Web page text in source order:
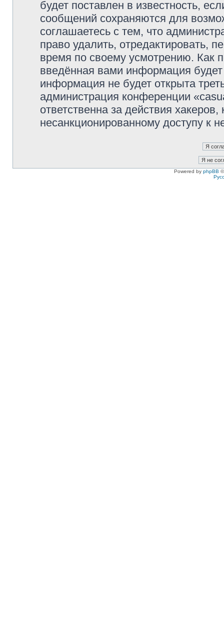
будет поставлен в известность,
сообщений сохраняются для
соглашаетесь с тем, что
право удалить, отредактировать,
время по своему усмотрению. Как
введённая вами информация
информация не будет открыта
администрация конференции
ответственна за действия
несанкционированному доступу к
Powered by phpBB